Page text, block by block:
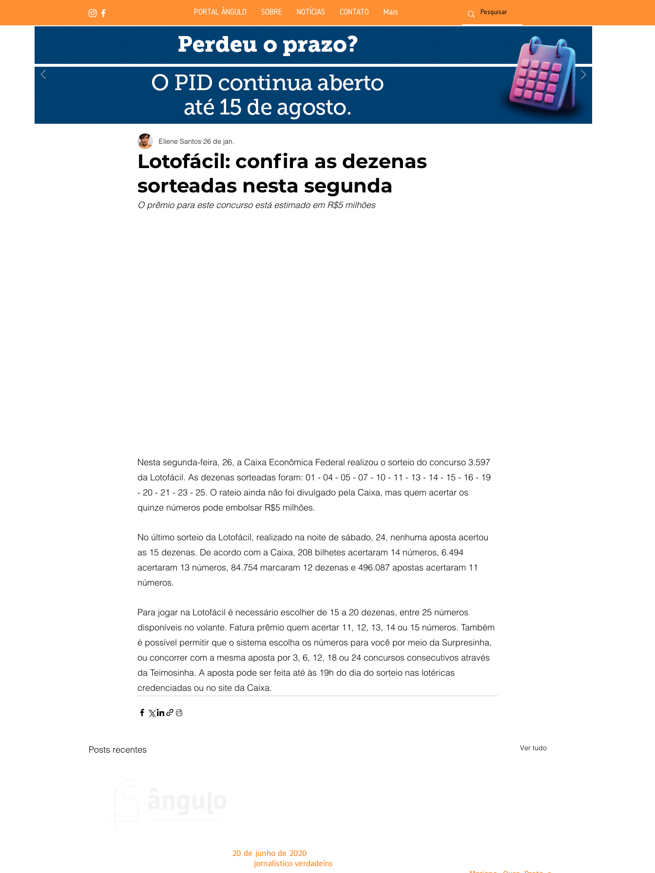
PORTAL ÂNGULO SOBRE NOTÍCIAS CONTATO Mais
Lotofácil: confira as dezenas
sorteadas nesta segunda
Eliene Santos 26 de jan.
O prêmio para este concurso está estimado em R$5 milhões
Nesta segunda-feira, 26, a Caixa Econômica Federal realizou o sorteio do concurso 3.597
da Lotofácil. As dezenas sorteadas foram: 01 - 04 - 05 - 07 - 10 - 11 - 13 - 14 - 15 - 16 - 19
- 20 - 21 - 23 - 25. O rateio ainda não foi divulgado pela Caixa, mas quem acertar os
quinze números pode embolsar R$5 milhões.
No último sorteio da Lotofácil, realizado na noite de sábado, 24, nenhuma aposta acertou
as 15 dezenas. De acordo com a Caixa, 208 bilhetes acertaram 14 números, 6.494
acertaram 13 números, 84.754 marcaram 12 dezenas e 496.087 apostas acertaram 11
números.
Para jogar na Lotofácil é necessário escolher de 15 a 20 dezenas, entre 25 números
disponíveis no volante. Fatura prêmio quem acertar 11, 12, 13, 14 ou 15 números. Também
é possível permitir que o sistema escolha os números para você por meio da Surpresinha,
ou concorrer com a mesma aposta por 3, 6, 12, 18 ou 24 concursos consecutivos através
da Teimosinha. A aposta pode ser feita até às 19h do dia do sorteio nas lotéricas
credenciadas ou no site da Caixa.
Posts recentes Ver tudo
O portal Ângulo foi fundado no dia20 de junho de 2020
jornalístico verdadeiro